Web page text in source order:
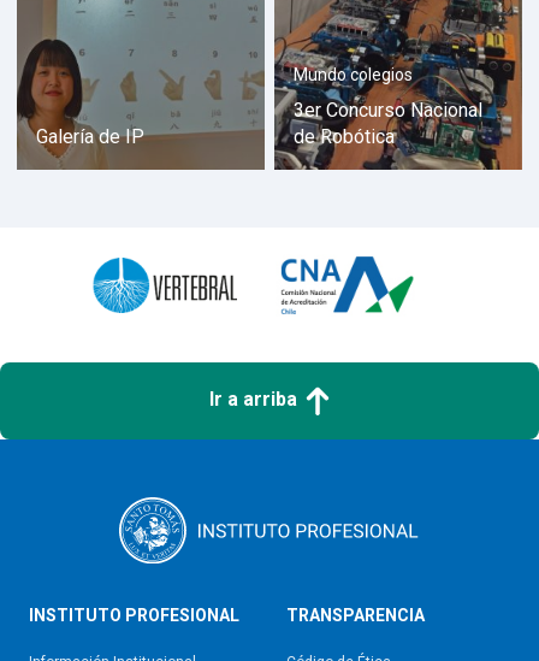
Galería de IP
Mundo colegios
3er Concurso Nacional
de Robótica
Ir a arriba
INSTITUTO PROFESIONAL TRANSPARENCIA